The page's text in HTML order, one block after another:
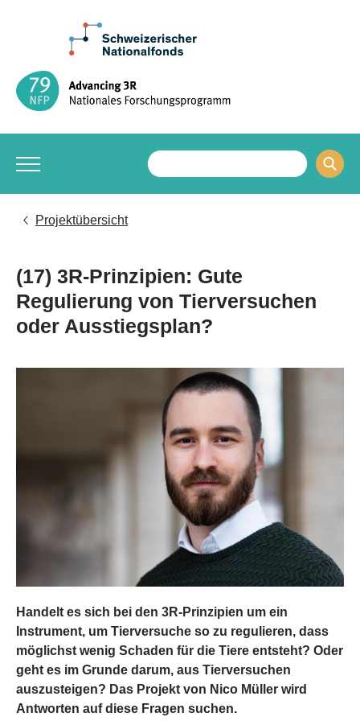
Projektübersicht
(17) 3R-Prinzipien: Gute
Regulierung von Tierversuchen
oder Ausstiegsplan?
Handelt es sich bei den 3R-Prinzipien um ein
Instrument, um Tierversuche so zu regulieren, dass
möglichst wenig Schaden für die Tiere entsteht? Oder
geht es im Grunde darum, aus Tierversuchen
auszusteigen? Das Projekt von Nico Müller wird
Antworten auf diese Fragen suchen.